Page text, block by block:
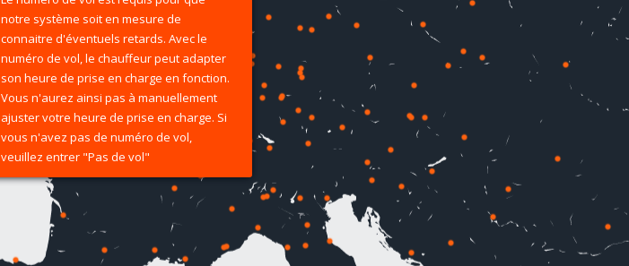
notre système soit en mesure de
connaitre d'éventuels retards. Avec le
numéro de vol, le chauffeur peut adapter
son heure de prise en charge en fonction.
Vous n'aurez ainsi pas à manuellement
ajuster votre heure de prise en charge. Si
vous n'avez pas de numéro de vol,
veuillez entrer "Pas de vol"